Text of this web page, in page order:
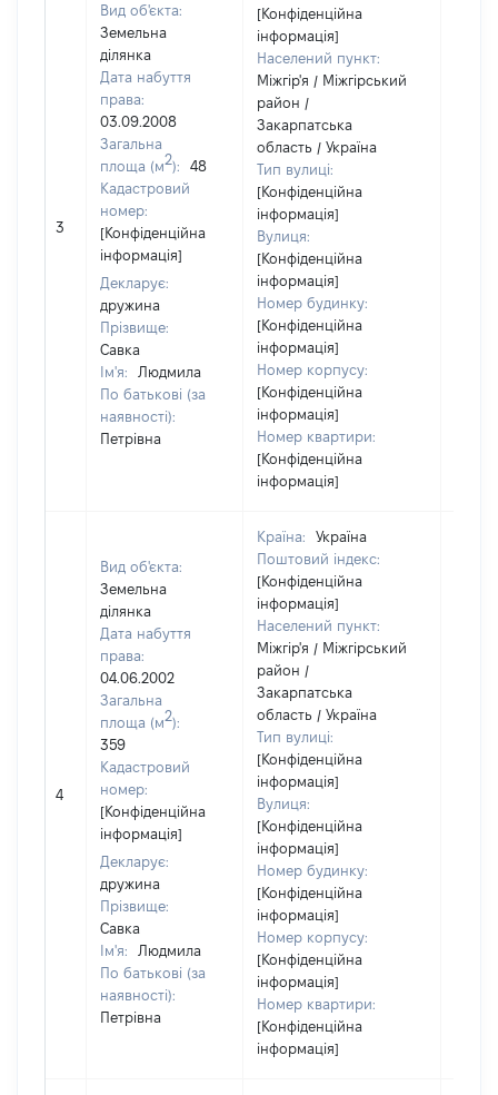
3
Вид об'єкта:
Земельна
ділянка
Дата набуття
права:
03.09.2008
Загальна
площа (м2):
48
Кадастровий
номер:
[Конфіденційна
інформація]
Декларує:
дружина
Прізвище:
Савка
Ім'я:
Людмила
По батькові (за
наявності):
Петрівна
[Конфіденційна
інформація]
Населений пункт:
Міжгір'я / Міжгірський
район /
Закарпатська
область / Україна
Тип вулиці:
[Конфіденційна
інформація]
Вулиця:
[Конфіденційна
інформація]
Номер будинку:
[Конфіденційна
інформація]
Номер корпусу:
[Конфіденційна
інформація]
Номер квартири:
[Конфіденційна
інформація]
4
Вид об'єкта:
Земельна
ділянка
Дата набуття
права:
04.06.2002
Загальна
площа (м2):
359
Кадастровий
номер:
[Конфіденційна
інформація]
Декларує:
дружина
Прізвище:
Савка
Ім'я:
Людмила
По батькові (за
наявності):
Петрівна
Країна:
Україна
Поштовий індекс:
[Конфіденційна
інформація]
Населений пункт:
Міжгір'я / Міжгірський
район /
Закарпатська
область / Україна
Тип вулиці:
[Конфіденційна
інформація]
Вулиця:
[Конфіденційна
інформація]
Номер будинку:
[Конфіденційна
інформація]
Номер корпусу:
[Конфіденційна
інформація]
Номер квартири:
[Конфіденційна
інформація]